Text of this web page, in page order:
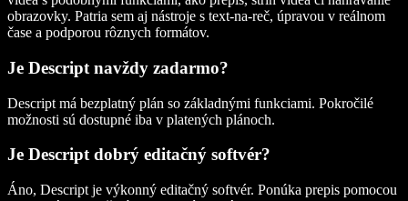
obrazovky. Patria sem aj nástroje s text-na-reč, úpravou v reálnom
čase a podporou rôznych formátov.
Je Descript navždy zadarmo?
Descript má bezplatný plán so základnými funkciami. Pokročilé
možnosti sú dostupné iba v platených plánoch.
Je Descript dobrý editačný softvér?
Áno, Descript je výkonný editačný softvér. Ponúka prepis pomocou